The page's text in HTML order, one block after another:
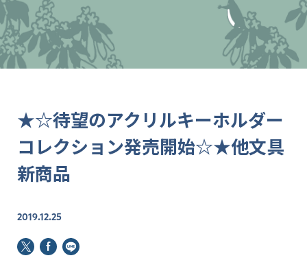
★☆待望のアクリルキーホルダー
コレクション発売開始☆★他文具
新商品
2019.12.25